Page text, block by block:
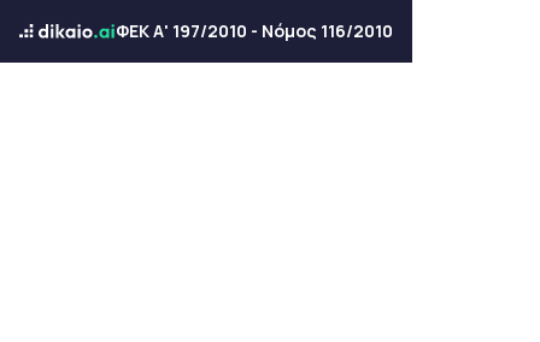
ΦΕΚ Α' 197/2010 - Νόμος 116/2010